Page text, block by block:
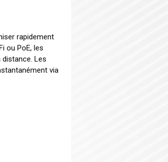
rapidement
ou PoE, les
Les
via